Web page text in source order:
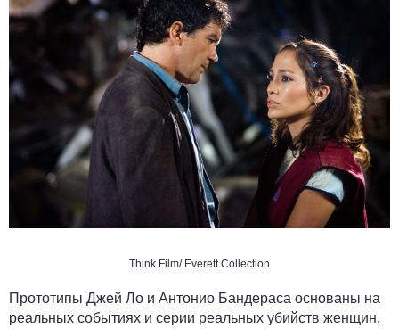
Think Film/ Everett Collection
Прототипы Джей Ло и Антонио Бандераса основаны на
реальных событиях и серии реальных убийств женщин,